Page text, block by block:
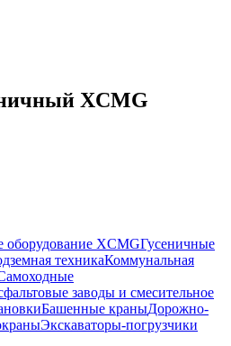
XCMG
оборудование XCMGГусеничные
техникаКоммунальная
заводы и смесительное
Башенные краныДорожно-
Экскаваторы-погрузчики